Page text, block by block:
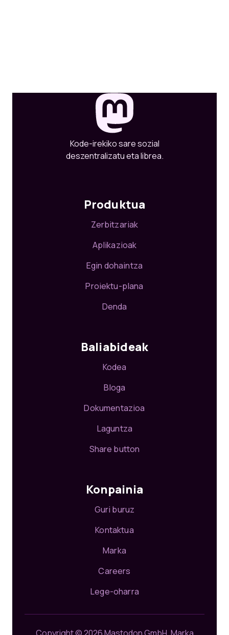
Kode-irekiko sare sozial
deszentralizatu eta librea.
Produktua
Zerbitzariak
Aplikazioak
Egin dohaintza
Proiektu-plana
Denda
Baliabideak
Kodea
Bloga
Dokumentazioa
Laguntza
Share button
Konpainia
Guri buruz
Kontaktua
Marka
Careers
Lege-oharra